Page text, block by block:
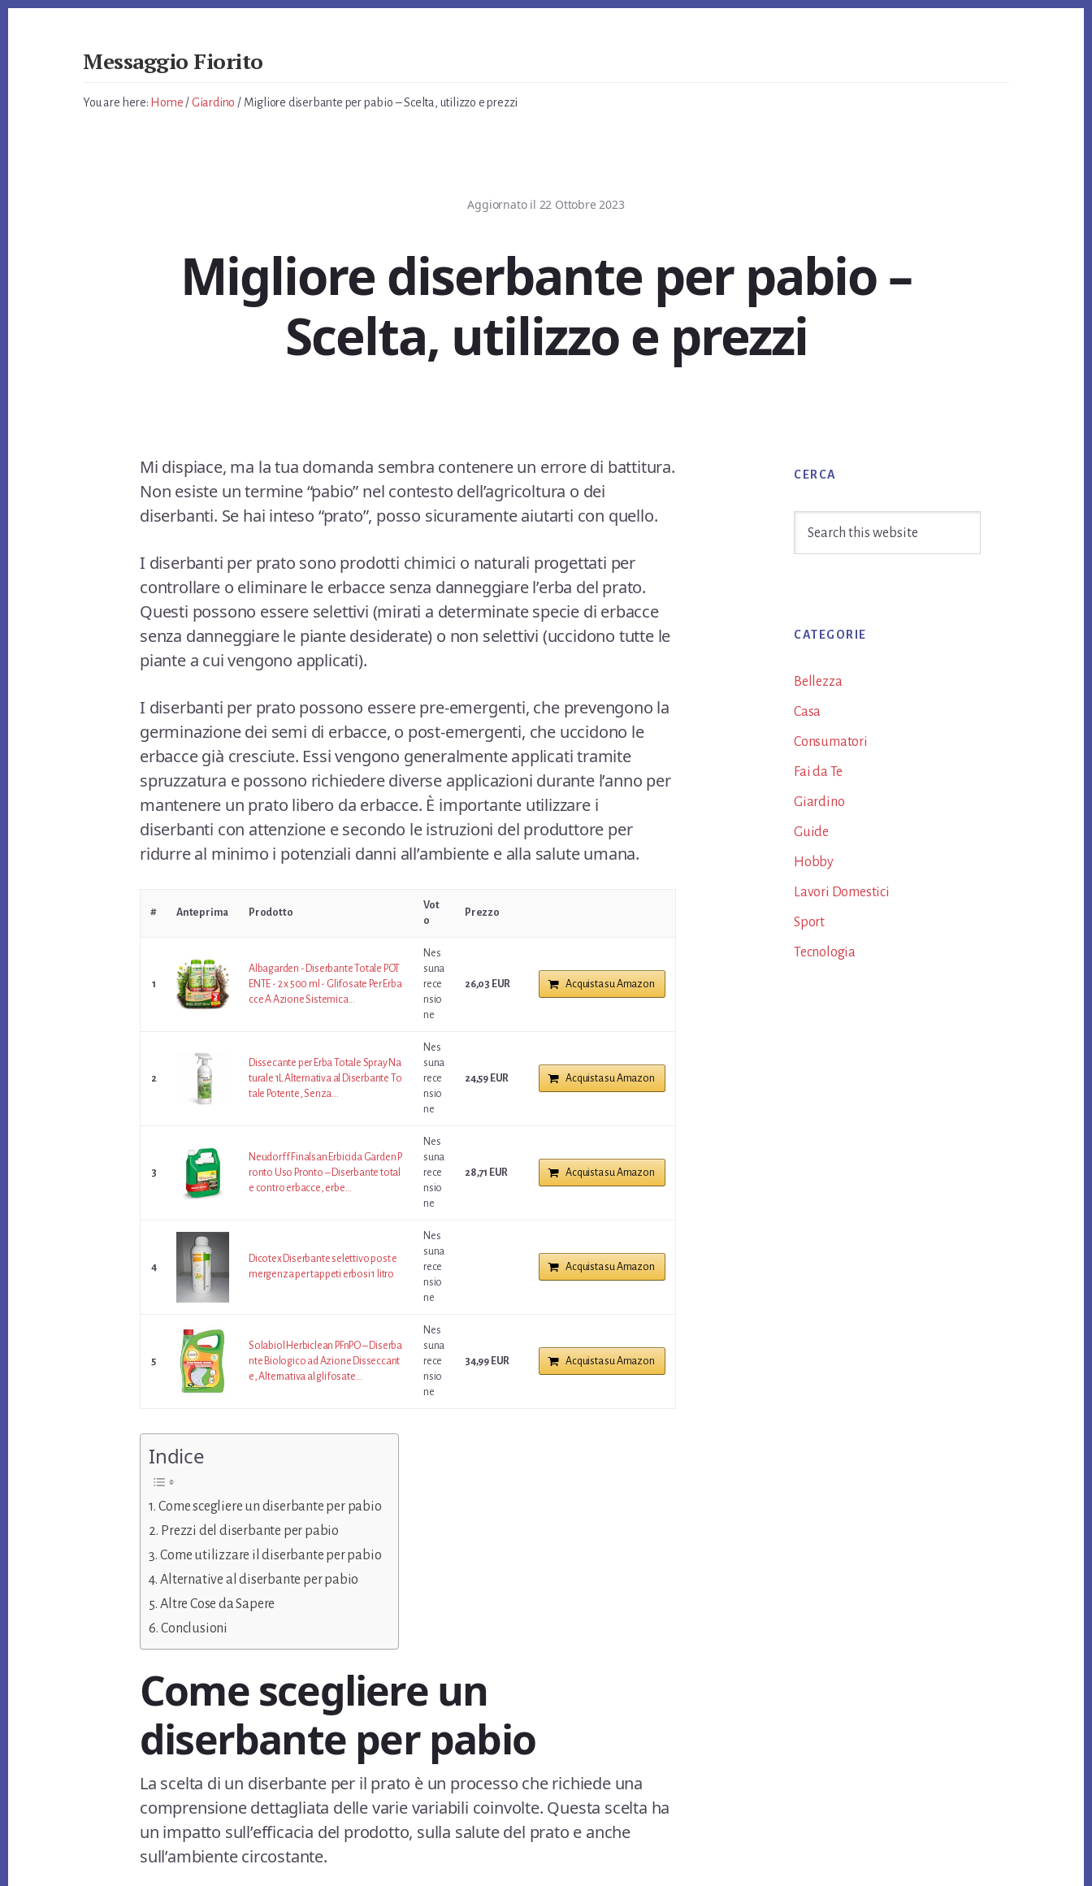
Messaggio Fiorito
e
You are here: Home /Giardino /Migliore diserbante per pabio – Scelta, utilizzo e prezzi
Aggiornato il 22 Ottobre 2023
Migliore diserbante per pabio –
Scelta, utilizzo e prezzi
Mi dispiace, ma la tua domanda sembra contenere un errore di battitura.
Non esiste un termine “pabio” nel contesto dell’agricoltura o dei
diserbanti. Se hai inteso “prato”, posso sicuramente aiutarti con quello.
I diserbanti per prato sono prodotti chimici o naturali progettati per
controllare o eliminare le erbacce senza danneggiare l’erba del prato.
Questi possono essere selettivi (mirati a determinate specie di erbacce
senza danneggiare le piante desiderate) o non selettivi (uccidono tutte le
piante a cui vengono applicati).
I diserbanti per prato possono essere pre-emergenti, che prevengono la
germinazione dei semi di erbacce, o post-emergenti, che uccidono le
erbacce già cresciute. Essi vengono generalmente applicati tramite
spruzzatura e possono richiedere diverse applicazioni durante l’anno per
mantenere un prato libero da erbacce. È importante utilizzare i
diserbanti con attenzione e secondo le istruzioni del produttore per
ridurre al minimo i potenziali danni all’ambiente e alla salute umana.
# Anteprima Prodotto
Vot
o
Prezzo
1
Albagarden - Diserbante Totale POT
ENTE - 2 x 500 ml - Glifosate Per Erba
cce A Azione Sistemica...
Nes
suna
rece
nsio
ne
26,03 EUR Acquista su Amazon
2
Dissecante per Erba Totale Spray Na
turale 1L Alternativa al Diserbante To
tale Potente, Senza...
Nes
suna
rece
nsio
ne
24,59 EUR Acquista su Amazon
3
Neudorff Finalsan Erbicida Garden P
ronto Uso Pronto – Diserbante total
e contro erbacce, erbe...
Nes
suna
rece
nsio
ne
28,71 EUR Acquista su Amazon
4
Dicotex Diserbante selettivo post e
mergenza per tappeti erbosi 1 litro
Nes
suna
rece
nsio
ne
Acquista su Amazon
5
Solabiol Herbiclean PFnPO – Diserba
nte Biologico ad Azione Disseccant
e, Alternativa al glifosate...
Nes
suna
rece
nsio
ne
34,99 EUR Acquista su Amazon
Indice
Come scegliere un diserbante per pabio
Prezzi del diserbante per pabio
Come utilizzare il diserbante per pabio
Alternative al diserbante per pabio
Altre Cose da Sapere
Conclusioni
Come scegliere un
diserbante per pabio
La scelta di un diserbante per il prato è un processo che richiede una
comprensione dettagliata delle varie variabili coinvolte. Questa scelta ha
un impatto sull’efficacia del prodotto, sulla salute del prato e anche
sull’ambiente circostante.
Primary
Sidebar
CERCA
CATEGORIE
Bellezza
Casa
Consumatori
Fai da Te
Giardino
Guide
Hobby
Lavori Domestici
Sport
Tecnologia